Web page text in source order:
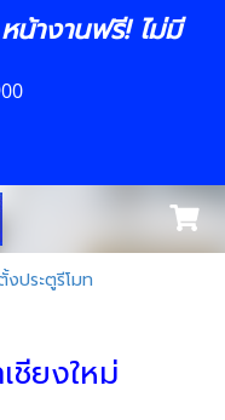
หน้างานฟรี! ไม่มี
ประตูรีโมท
ชียงใหม่